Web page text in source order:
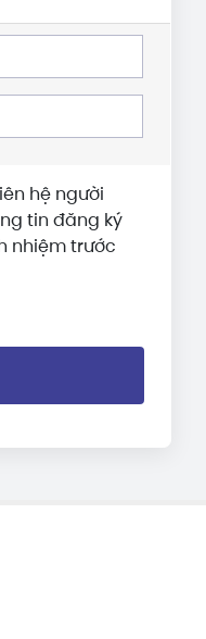
hệ người
tin đăng ký
nhiệm trước